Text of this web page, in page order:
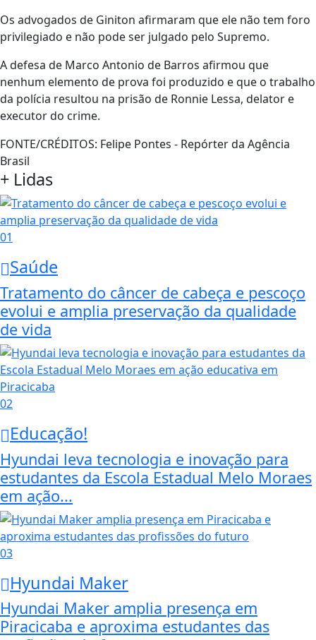
Os advogados de Giniton afirmaram que ele não tem foro
privilegiado e não pode ser julgado pelo Supremo.
A defesa de Marco Antonio de Barros afirmou que
nenhum elemento de prova foi produzido e que o trabalho
da polícia resultou na prisão de Ronnie Lessa, delator e
executor do crime.
FONTE/CRÉDITOS: Felipe Pontes - Repórter da Agência
Brasil
+ Lidas
01
Saúde
Tratamento do câncer de cabeça e pescoço
evolui e amplia preservação da qualidade
de vida
02
Educação!
Hyundai leva tecnologia e inovação para
estudantes da Escola Estadual Melo Moraes
em ação...
03
Hyundai Maker
Hyundai Maker amplia presença em
Piracicaba e aproxima estudantes das